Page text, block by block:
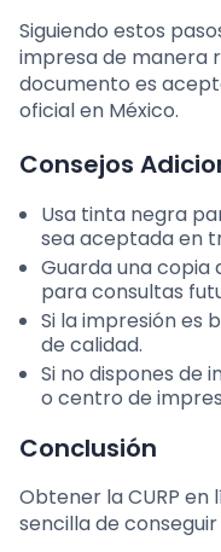
Siguiendo estos
impresa de manera
documento es
oficial en México.
Consejos
Usa tinta negra
sea aceptada en
Guarda una copia
para consultas
Si la impresión es
de calidad.
Si no dispones de
o centro de
Conclusión
Obtener la CURP
sencilla de